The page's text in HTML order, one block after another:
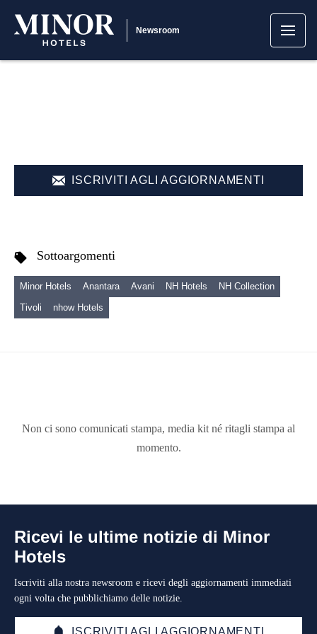
Newsroom
Sottoargomenti
Minor Hotels Anantara Avani NH Hotels
NH Collection
Tivoli
nhow Hotels
ISCRIVITI AGLI AGGIORNAMENTI
Non ci sono comunicati stampa, media kit né ritagli stampa al
momento.
Ricevi le ultime notizie di Minor
Hotels
Iscriviti alla nostra newsroom e ricevi degli aggiornamenti immediati
ogni volta che pubblichiamo delle notizie.
ISCRIVITI AGLI AGGIORNAMENTI